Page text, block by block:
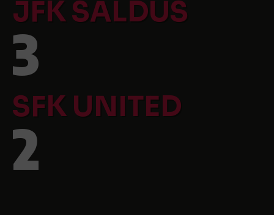
JFK SALDUS
3
SFK UNITED
2